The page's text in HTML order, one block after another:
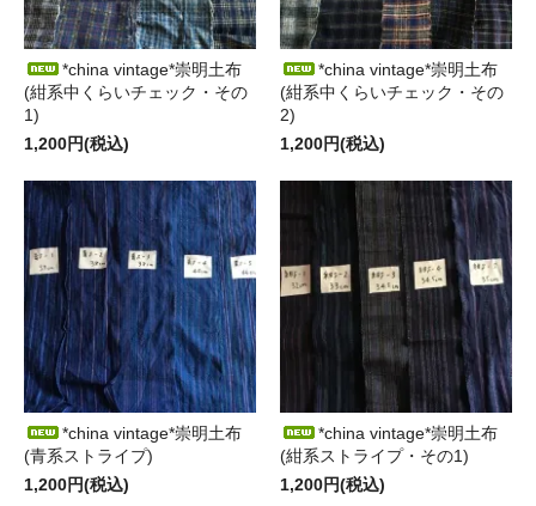
*china vintage*崇明土布
(紺系中くらいチェック・その
1)
1,200円(税込)
*china vintage*崇明土布
(紺系中くらいチェック・その
2)
1,200円(税込)
*china vintage*崇明土布
(青系ストライプ)
1,200円(税込)
*china vintage*崇明土布
(紺系ストライプ・その1)
1,200円(税込)